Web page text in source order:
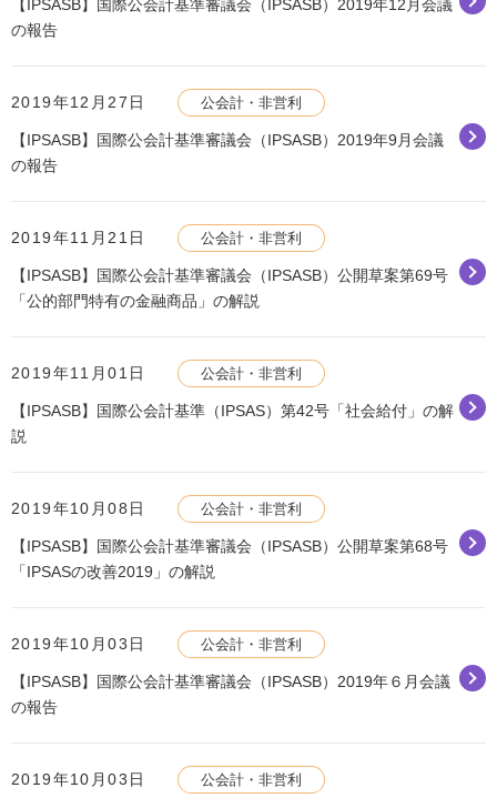
【IPSASB】国際公会計基準審議会（IPSASB）2019年12月会議
の報告
2019年12月27日 公会計・非営利
【IPSASB】国際公会計基準審議会（IPSASB）2019年9月会議
の報告
2019年11月21日 公会計・非営利
【IPSASB】国際公会計基準審議会（IPSASB）公開草案第69号
「公的部門特有の金融商品」の解説
2019年11月01日 公会計・非営利
【IPSASB】国際公会計基準（IPSAS）第42号「社会給付」の解
説
2019年10月08日 公会計・非営利
【IPSASB】国際公会計基準審議会（IPSASB）公開草案第68号
「IPSASの改善2019」の解説
2019年10月03日 公会計・非営利
【IPSASB】国際公会計基準審議会（IPSASB）2019年６月会議
の報告
2019年10月03日 公会計・非営利